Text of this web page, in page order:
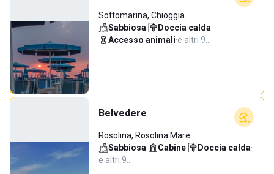
Sottomarina, Chioggia
Sabbiosa· Doccia calda·
Accesso animali·e altri 9…
Belvedere
Rosolina, Rosolina Mare
Sabbiosa· Cabine· Doccia calda·
e altri 9…